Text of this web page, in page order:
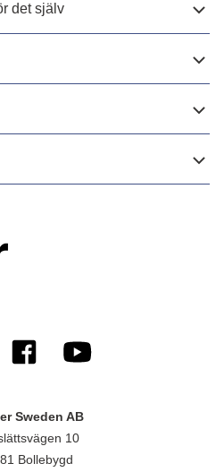
det själv
Sweden AB
10
Bollebygd